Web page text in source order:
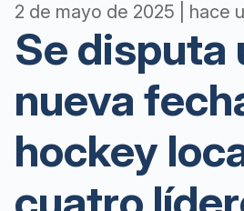
2 de mayo de 2025 | hace
Se disputa
nueva
hockey